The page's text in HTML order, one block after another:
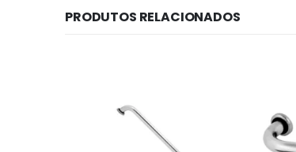
PRODUTOS RELACIONADOS